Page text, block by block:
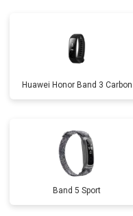
Huawei Honor Band 3 Carbon
Band 5 Sport